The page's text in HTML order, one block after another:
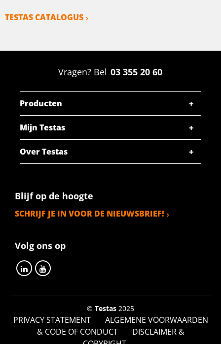
TESTAS CATALOGUS
Vragen? Bel 03 355 20 60
Producten
Mijn Testas
Over Testas
Blijf op de hoogte
SCHRIJF JE IN VOOR DE NIEUWSBRIEF!
Volg ons op
© Testas 2025
PRIVACY STATEMENT
ALGEMENE VOORWAARDEN
& CODE OF CONDUCT
DISCLAIMER &